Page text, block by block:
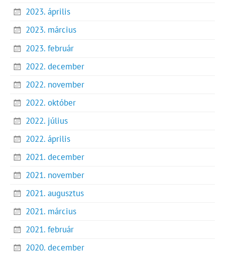
2023. április
2023. március
2023. február
2022. december
2022. november
2022. október
2022. július
2022. április
2021. december
2021. november
2021. augusztus
2021. március
2021. február
2020. december